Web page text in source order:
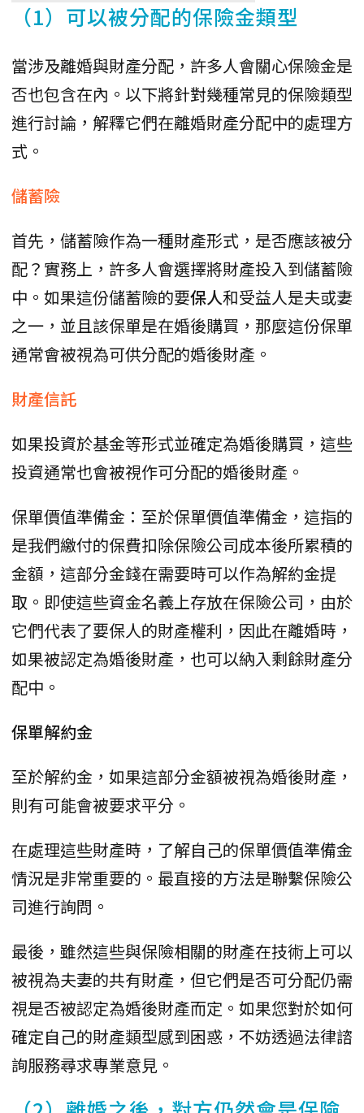
（1）可以被分配的保險金類型
當涉及離婚與財產分配，許多人會關心保險金是
否也包含在內。以下將針對幾種常見的保險類型
進行討論，解釋它們在離婚財產分配中的處理方
式。
儲蓄險
首先，儲蓄險作為一種財產形式，是否應該被分
配？實務上，許多人會選擇將財產投入到儲蓄險
中。如果這份儲蓄險的要保人和受益人是夫或妻
之一，並且該保單是在婚後購買，那麼這份保單
通常會被視為可供分配的婚後財產。
財產信託
如果投資於基金等形式並確定為婚後購買，這些
投資通常也會被視作可分配的婚後財產。
保單價值準備金：至於保單價值準備金，這指的
是我們繳付的保費扣除保險公司成本後所累積的
金額，這部分金錢在需要時可以作為解約金提
取。即使這些資金名義上存放在保險公司，由於
它們代表了要保人的財產權利，因此在離婚時，
如果被認定為婚後財產，也可以納入剩餘財產分
配中。
保單解約金
至於解約金，如果這部分金額被視為婚後財產，
則有可能會被要求平分。
在處理這些財產時，了解自己的保單價值準備金
情況是非常重要的。最直接的方法是聯繫保險公
司進行詢問。
最後，雖然這些與保險相關的財產在技術上可以
被視為夫妻的共有財產，但它們是否可分配仍需
視是否被認定為婚後財產而定。如果您對於如何
確定自己的財產類型感到困惑，不妨透過法律諮
詢服務尋求專業意見。